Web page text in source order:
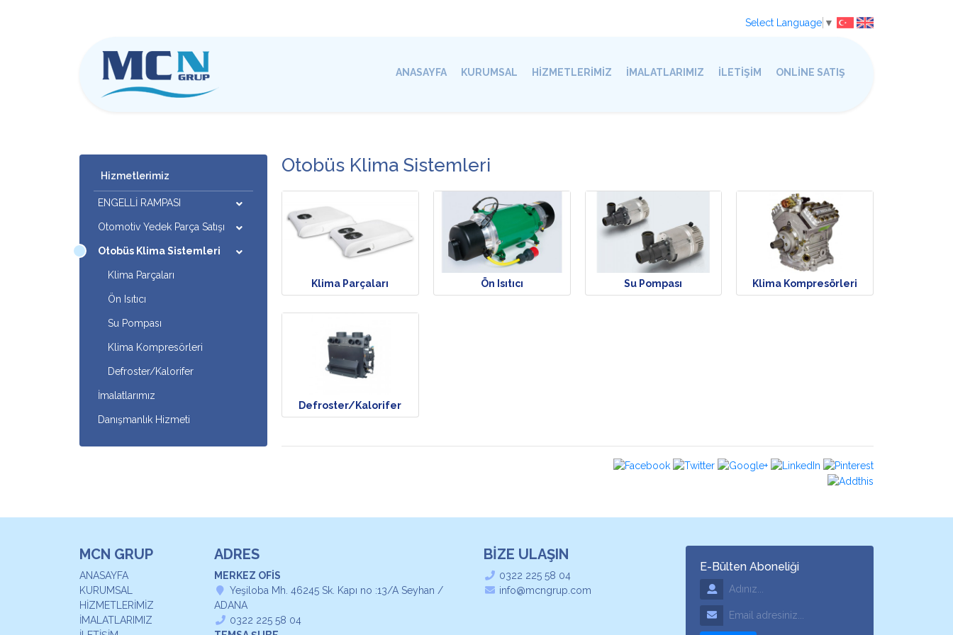
Select Language ▼
ANASAYFA KURUMSAL HİZMETLERİMİZ İMALATLARIMIZ İLETİŞİM ONLİNE SATIŞ
Hizmetlerimiz
ENGELLİ RAMPASI
Otomotiv Yedek Parça Satışı
Otobüs Klima Sistemleri
Klima Parçaları
Ön Isıtıcı
Su Pompası
Klima Kompresörleri
Defroster/Kalorifer
İmalatlarımız
Danışmanlık Hizmeti
Otobüs Klima Sistemleri
Klima Parçaları Ön Isıtıcı Su Pompası Klima Kompresörleri
Defroster/Kalorifer
MCN GRUP
ANASAYFA
KURUMSAL
HİZMETLERİMİZ
İMALATLARIMIZ
ADRES
MERKEZ OFİS
Yeşiloba Mh. 46245 Sk. Kapı no :13/A Seyhan /
ADANA
0322 225 58 04
BİZE ULAŞIN
0322 225 58 04
info@mcngrup.com
E-Bülten Aboneliği
Adınız
Email Adresiniz